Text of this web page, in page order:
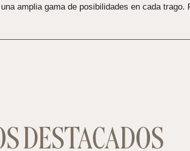
amplia gama de posibilidades en cada trago.
DESTACADOS